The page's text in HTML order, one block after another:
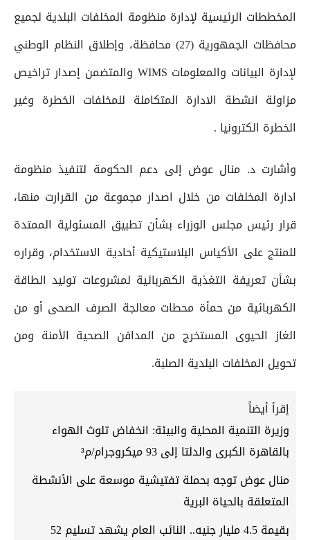
المخططات الرئيسية لإدارة منظومة المخلفات البلدية لجميع
محافظات الجمهورية (27) محافظة، وإطلاق النظام الوطني
لإدارة البيانات والمعلومات WIMS والمتضمن إصدار تراخيص
مزاولة انشطة الادارة المتكاملة للمخلفات الخطرة وغير
الخطرة الكترونيا .
وأشارت د. منال عوض إلى دعم الحكومة لتنفيذ منظومة
ادارة المخلفات من خلال اصدار مجموعة من القرارت منها،
قرار رئيس مجلس الوزراء بشأن تطبيق المسئولية الممتدة
للمنتج على الأكياس البلاستيكية أحادية الاستخدام، وقراره
بشأن تعريفة التغذية الكهربائية لمشروعات توليد الطاقة
الكهربائية من حمأة محطات معالجة الصرف الصحى أو من
الغاز الحيوى المستخرج من المدافن الصحية الأمنة ومن
تحويل المخلفات البلدية الصلبة.
إقرأ أيضاً
وزيرة التنمية المحلية والبيئة: انخفاض تلوث الهواء
بالقاهرة الكبرى والدلتا إلى 93 ميكروجرام/م³
منال عوض توجه بحملة تفتيشية موسعة على الأنشطة
المتعلقة بالحياة البرية
بقيمة 4.5 مليار جنيه.. النائب العام يشهد تسليم 52